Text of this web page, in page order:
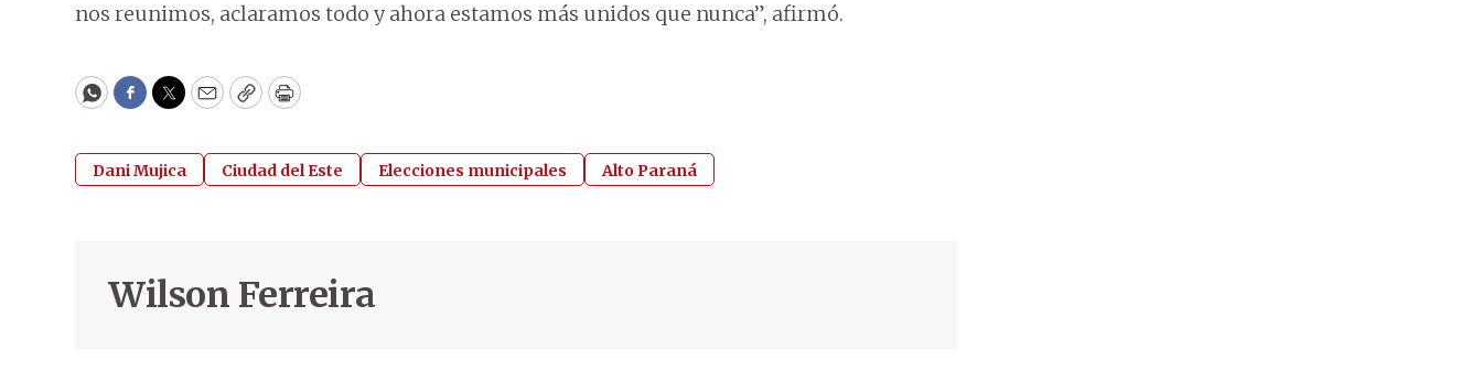
nos reunimos, aclaramos todo y ahora estamos más unidos que nunca”, afirmó.
WhatsApp
Facebook
Twitter
EmailCopyPrint
Dani Mujica Ciudad del Este Elecciones municipales Alto Paraná
Wilson Ferreira